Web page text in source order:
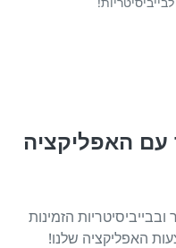
עם האפליקציה
הזמינות
האפליקציה שלנו!